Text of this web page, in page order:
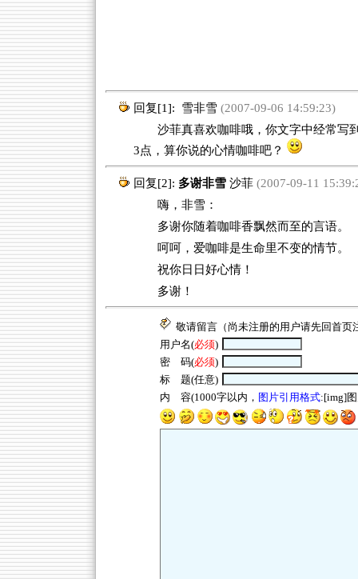
回复[1]: 雪非雪(2007-09-06 14:59:23)
沙菲真喜欢咖啡哦，你文字中经常写到
3点，算你说的心情咖啡吧？
回复[2]: 多谢非雪 沙菲(2007-09-11
嗨，非雪：
多谢你随着咖啡香飘然而至的言语。
呵呵，爱咖啡是生命里不变的情节。
祝你日日好心情！
多谢！
敬请留言（尚未注册的用户请先回首页
用户名(必须)
密 码(必须)
标 题(任意)
内 容(1000字以内， 图片引用格式:[img]